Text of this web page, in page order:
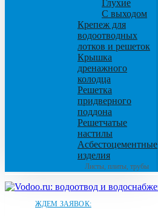
Глухие
С выходом
Крепеж для
водоотводных
лотков и решеток
Крышка
дренажного
колодца
Решетка
придверного
поддона
Решетчатые
настилы
Асбестоцементные
изделия
Листы, плиты, трубы
ЖДЕМ ЗАЯВОК: